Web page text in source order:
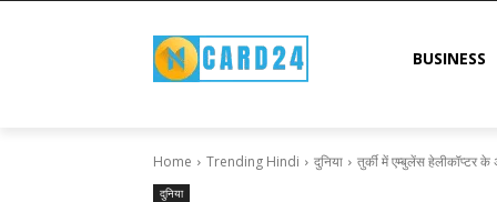
BUSINESS
Home Trending Hindi दुनिया तुर्की में एम्बुलेंस हेलीकॉप्टर
दुनिया